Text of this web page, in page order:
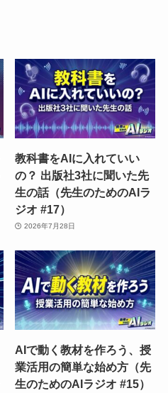
教科書をAIに入れていい
の？ 出版社3社に聞いた先
生の話（先生のためのAIラ
ジオ #17）
2026年7月28日
AIで動く教材を作ろう、授
業活用の簡単な始め方（先
生のためのAIラジオ #15）